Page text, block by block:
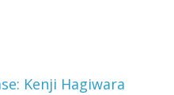
Kenji Hagiwara